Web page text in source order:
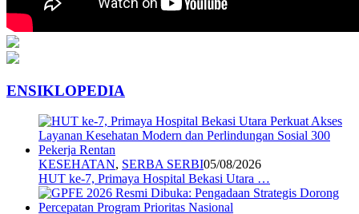
ENSIKLOPEDIA
KESEHATAN, SERBA SERBI05/08/2026
HUT ke-7, Primaya Hospital Bekasi Utara …